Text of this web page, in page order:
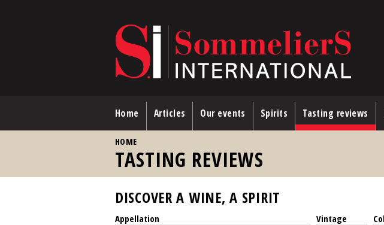
Home Articles Our events Spirits Tasting reviews
HOME
TASTING REVIEWS
DISCOVER A WINE, A SPIRIT
Appellation Vintage